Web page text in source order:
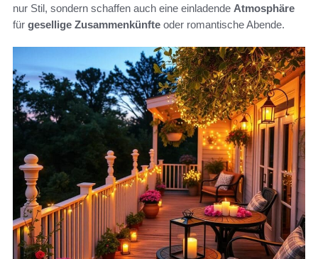
nur Stil, sondern schaffen auch eine einladende Atmosphäre
für gesellige Zusammenkünfte oder romantische Abende.